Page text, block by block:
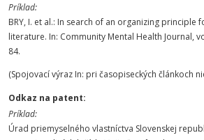
Príklad:
BRY, I. et al.: In search of an organizing principle
literature. In: Community Mental Health Journal,
84.
(Spojovací výraz In: pri časopiseckých článkoch
Odkaz na patent:
Príklad:
Úrad priemyselného vlastníctva Slovenskej